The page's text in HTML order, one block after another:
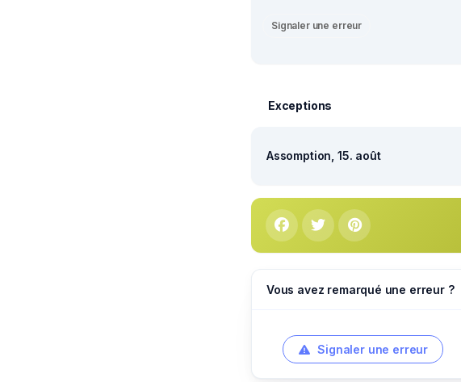
Signaler une erreur
Exceptions
Assomption, 15. août
Vous avez remarqué une erreur ?
Signaler une erreur